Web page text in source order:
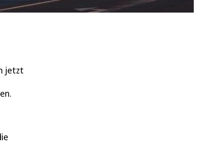
jetzt